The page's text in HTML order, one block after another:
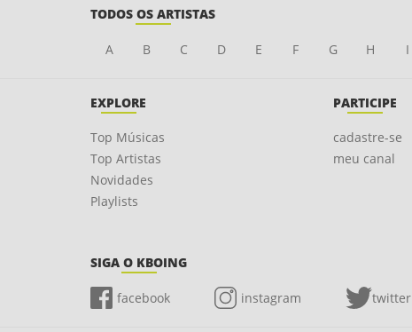
TODOS OS ARTISTAS
A B C D E F G H I
EXPLORE
Top Músicas
Top Artistas
Novidades
Playlists
PARTICIPE
cadastre-se
meu canal
SIGA O KBOING
facebook instagram twitter